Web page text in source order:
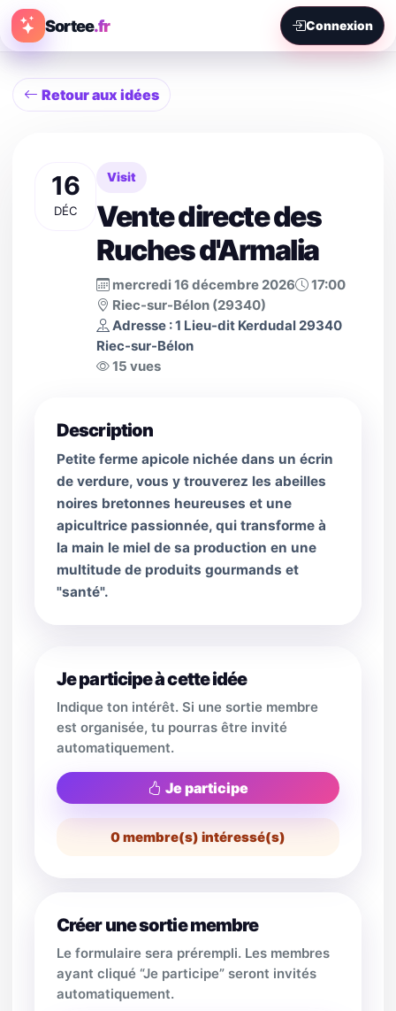
Sortee.fr Connexion
Retour aux idées
16
DÉC
Visit
Vente directe des
Ruches d'Armalia
mercredi 16 décembre 2026
17:00
Riec-sur-Bélon (29340)
Adresse : 1 Lieu-dit Kerdudal 29340
Riec-sur-Bélon
15 vues
Description
Petite ferme apicole nichée dans un écrin
de verdure, vous y trouverez les abeilles
noires bretonnes heureuses et une
apicultrice passionnée, qui transforme à
la main le miel de sa production en une
multitude de produits gourmands et
"santé".
Je participe à cette idée
Indique ton intérêt. Si une sortie membre
est organisée, tu pourras être invité
automatiquement.
Je participe
0membre(s) intéressé(s)
Créer une sortie membre
Le formulaire sera prérempli. Les membres
ayant cliqué “Je participe” seront invités
automatiquement.